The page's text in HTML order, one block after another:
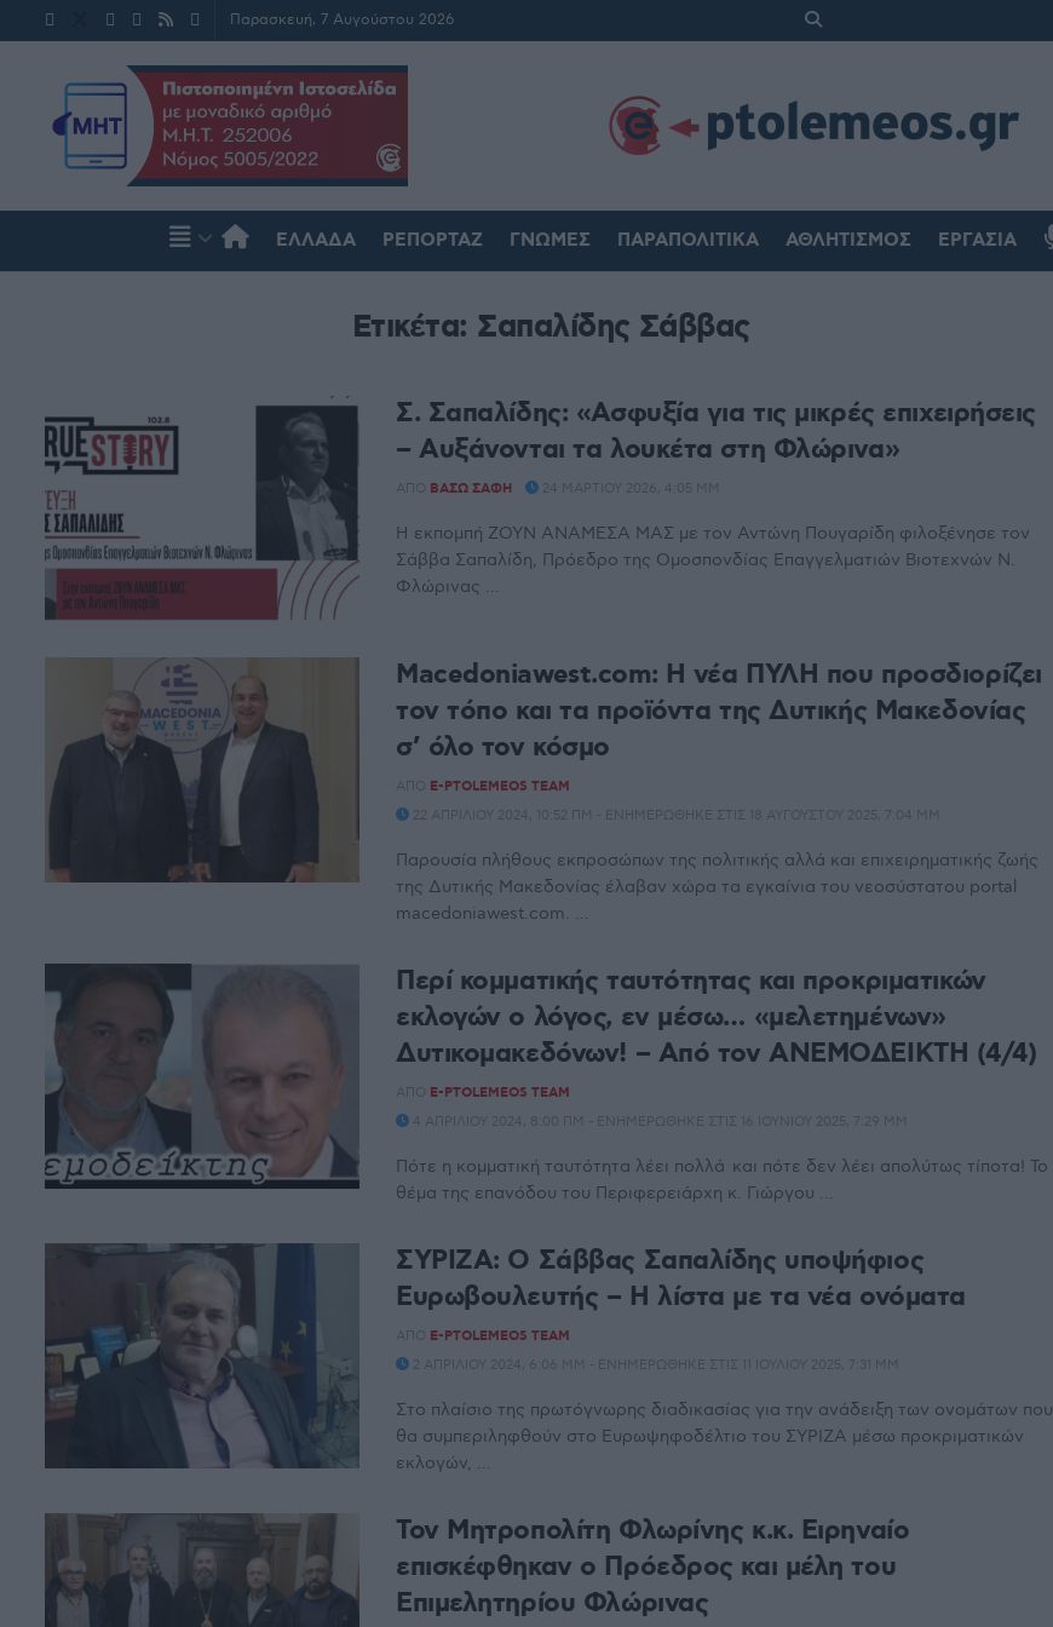
Παρασκευή, 7 Αυγούστου 2026
ΕΛΛΆΔΑ ΡΕΠΟΡΤΆΖ ΓΝΏΜΕΣ ΠΑΡΑΠΟΛΙΤΙΚΆ ΑΘΛΗΤΙΣΜΌΣ ΕΡΓΑΣΊΑ
Ετικέτα: Σαπαλίδης Σάββας
Σ. Σαπαλίδης: «Ασφυξία για τις μικρές επιχειρήσεις
– Αυξάνονται τα λουκέτα στη Φλώρινα»
ΑΠΌ ΒΆΣΩ ΣΆΦΗ 24 ΜΑΡΤΊΟΥ 2026, 4:05 ΜΜ
Η εκπομπή ΖΟΥΝ ΑΝΑΜΕΣΑ ΜΑΣ με τον Αντώνη Πουγαρίδη φιλοξένησε τον
Σάββα Σαπαλίδη, Πρόεδρο της Ομοσπονδίας Επαγγελματιών Βιοτεχνών Ν.
Φλώρινας ...
Μacedoniawest.com: Η νέα ΠΥΛΗ που προσδιορίζει
τον τόπο και τα προϊόντα της Δυτικής Μακεδονίας
σ’ όλο τον κόσμο
ΑΠΌ E-PTOLEMEOS TEAM
22 ΑΠΡΙΛΊΟΥ 2024, 10:52 ΠΜ - ΕΝΗΜΕΡΏΘΗΚΕ ΣΤΙΣ 18 ΑΥΓΟΎΣΤΟΥ 2025, 7:04 ΜΜ
Παρουσία πλήθους εκπροσώπων της πολιτικής αλλά και επιχειρηματικής ζωής
της Δυτικής Μακεδονίας έλαβαν χώρα τα εγκαίνια του νεοσύστατου portal
macedoniawest.com. ...
Περί κομματικής ταυτότητας και προκριματικών
εκλογών ο λόγος, εν μέσω… «μελετημένων»
Δυτικομακεδόνων! – Από τον ΑΝΕΜΟΔΕΙΚΤΗ (4/4)
ΑΠΌ E-PTOLEMEOS TEAM
4 ΑΠΡΙΛΊΟΥ 2024, 8:00 ΠΜ - ΕΝΗΜΕΡΏΘΗΚΕ ΣΤΙΣ 16 ΙΟΥΝΊΟΥ 2025, 7:29 ΜΜ
Πότε η κομματική ταυτότητα λέει πολλά και πότε δεν λέει απολύτως τίποτα! Το
θέμα της επανόδου του Περιφερειάρχη κ. Γιώργου ...
ΣΥΡΙΖΑ: Ο Σάββας Σαπαλίδης υποψήφιος
Ευρωβουλευτής – Η λίστα με τα νέα ονόματα
ΑΠΌ E-PTOLEMEOS TEAM
2 ΑΠΡΙΛΊΟΥ 2024, 6:06 ΜΜ - ΕΝΗΜΕΡΏΘΗΚΕ ΣΤΙΣ 11 ΙΟΥΛΊΟΥ 2025, 7:31 ΜΜ
Στο πλαίσιο της πρωτόγνωρης διαδικασίας για την ανάδειξη των ονομάτων που
θα συμπεριληφθούν στο Ευρωψηφοδέλτιο του ΣΥΡΙΖΑ μέσω προκριματικών
εκλογών, ...
Τον Μητροπολίτη Φλωρίνης κ.κ. Ειρηναίο
επισκέφθηκαν ο Πρόεδρος και μέλη του
Επιμελητηρίου Φλώρινας